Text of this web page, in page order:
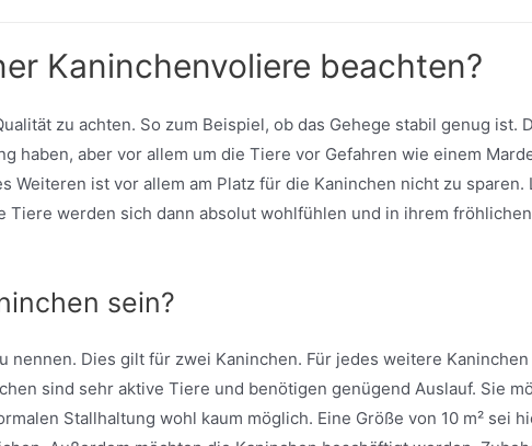
Kaninchenvoliere beachten?
zu achten. So zum Beispiel, ob das Gehege stabil genug ist.
haben, aber vor allem um die Tiere vor Gefahren wie einem
Weiteren ist vor allem am Platz für die Kaninchen nicht zu sparen.
Tiere werden sich dann absolut wohlfühlen und in ihrem
sein?
nennen. Dies gilt für zwei Kaninchen. Für jedes weitere
sind sehr aktive Tiere und benötigen genügend Auslauf. Sie
Stallhaltung wohl kaum möglich. Eine Größe von 10 m² sei